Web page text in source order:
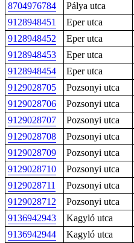
8704976784 Pálya utca
9128948451
Eper utca
9128948452
Eper utca
9128948453
Eper utca
9128948454
Eper utca
9129028705
Pozsonyi utca
9129028706
Pozsonyi utca
9129028707
Pozsonyi utca
9129028708
Pozsonyi utca
9129028709
Pozsonyi utca
9129028710
Pozsonyi utca
9129028711
Pozsonyi utca
9129028712
Pozsonyi utca
9136942943
Kagyló utca
9136942944
Kagyló utca